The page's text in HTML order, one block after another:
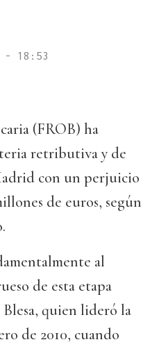
- 18:53
(FROB) ha
retributiva y de
con un perjuicio
de euros, según
al
de esta etapa
quien lideró la
de 2010, cuando